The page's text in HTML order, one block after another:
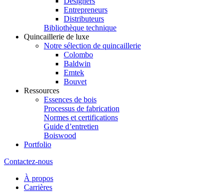
Entrepreneurs
Distributeurs
Bibliothèque technique
Quincaillerie de luxe
Notre sélection de quincaillerie
Colombo
Baldwin
Emtek
Bouvet
Ressources
Essences de bois
Processus de fabrication
Normes et certifications
Guide d’entretien
Boiswood
Portfolio
Contactez-nous
À propos
Carrières